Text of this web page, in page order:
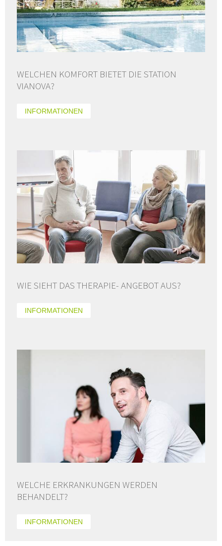
WELCHEN KOMFORT BIETET DIE STATION
VIANOVA?
INFORMATIONEN
WIE SIEHT DAS THERAPIE- ANGEBOT AUS?
INFORMATIONEN
WELCHE ERKRANKUNGEN WERDEN
BEHANDELT?
INFORMATIONEN